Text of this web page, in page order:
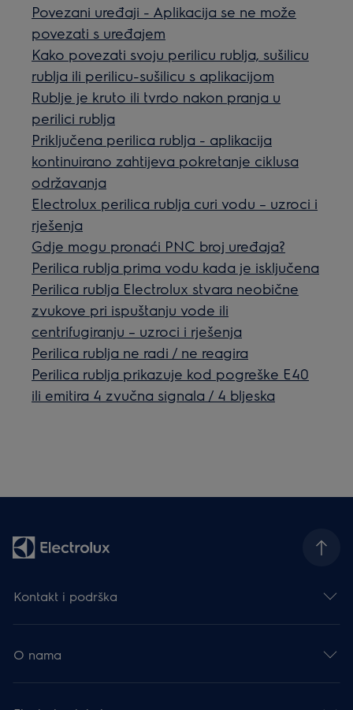
Povezani uređaji - Aplikacija se ne može
povezati s uređajem
Kako povezati svoju perilicu rublja, sušilicu
rublja ili perilicu-sušilicu s aplikacijom
Rublje je kruto ili tvrdo nakon pranja u
perilici rublja
Priključena perilica rublja - aplikacija
kontinuirano zahtijeva pokretanje ciklusa
održavanja
Electrolux perilica rublja curi vodu – uzroci i
rješenja
Gdje mogu pronaći PNC broj uređaja?
Perilica rublja prima vodu kada je isključena
Perilica rublja Electrolux stvara neobične
zvukove pri ispuštanju vode ili
centrifugiranju – uzroci i rješenja
Perilica rublja ne radi / ne reagira
Perilica rublja prikazuje kod pogreške E40
ili emitira 4 zvučna signala / 4 bljeska
Kontakt i podrška
O nama